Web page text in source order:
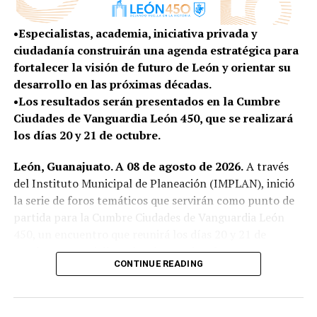
en 2024, con una inversión de más de 2.2 millones de
pesos.
A través de Ayúdate Ayudando se ha brindado empleo
temporal a más de mil habitantes, con un monto
superior a los 4.6 millones de pesos.
Para este 2026, las familias de la zona Huizache
volvieron a participar en el programa de Presupuesto
camino de Saucillo de Ávalos a Buenos Aires”, cuya
inversión es superior a los 2.2 millones de pesos.
mantiene con las familias de las comunidades.
•Especialistas, academia, iniciativa privada y
ciudadanía construirán una agenda estratégica para
fortalecer la visión de futuro de León y orientar su
desarrollo en las próximas décadas.
•Los resultados serán presentados en la Cumbre
Ciudades de Vanguardia León 450, que se realizará
los días 20 y 21 de octubre.
León, Guanajuato. A 08 de agosto de 2026.A través
del Instituto Municipal de Planeación (IMPLAN), inició
la serie de foros temáticos que servirán como punto de
partida para la Cumbre Ciudades de Vanguardia León
octubre a especialistas locales, nacionales e
internacionales para analizar los desafíos y
CONTINUE READING